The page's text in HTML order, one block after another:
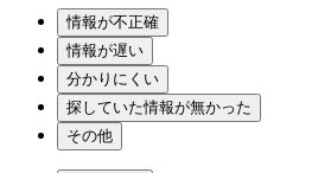
情報が不正確
情報が遅い
分かりにくい
探していた情報が無かった
その他